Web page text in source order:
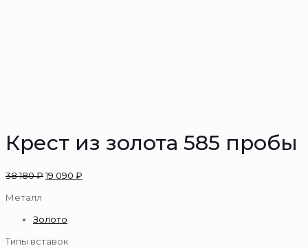
Крест из золота 585 пробы
38 180₽19 090 ₽
Металл
Золото
Типы вставок